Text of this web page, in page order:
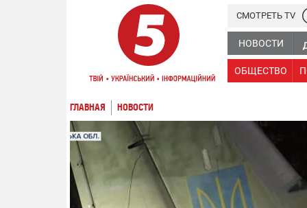
НОВОСТИ
ОБЩЕСТВО
СМОТРЕТЬ TV
ГЛАВНАЯ НОВОСТИ